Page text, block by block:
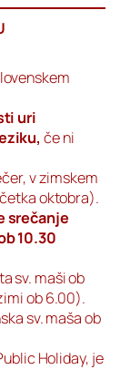
uri
če ni
v zimskem
oktobra).
srečanje
10.30
sv. maši ob
ob 6.00).
sv. maša ob
Holiday, je